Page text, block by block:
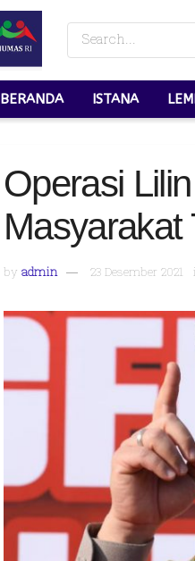
BERANDA ISTANA
Operasi
Masyarakat
by admin 23 Desember 2021